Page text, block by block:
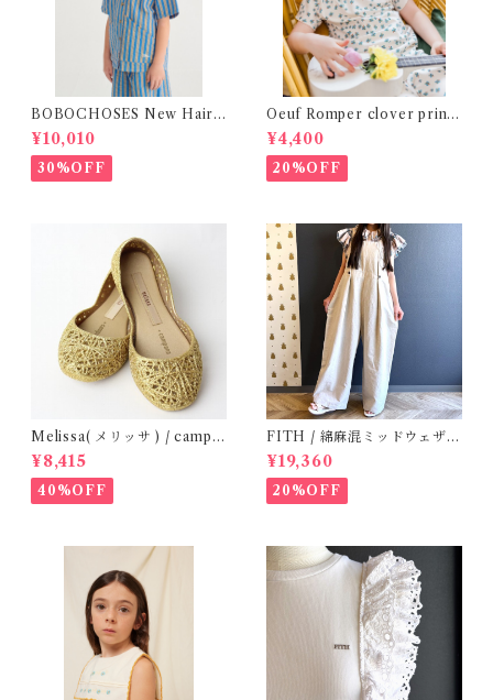
BOBOCHOSES New Hairli
ne woven shirt / 2-4Y
¥10,010
30%OFF
Oeuf Romper clover print
Kid Tee (2-5y)
¥4,400
20%OFF
Melissa( メリッサ ) / campa
na ( Gold )36/38
¥8,415
40%OFF
FITH / 綿麻混ミッドウェザー
サロペット(OM) / Size 1・2
¥19,360
20%OFF